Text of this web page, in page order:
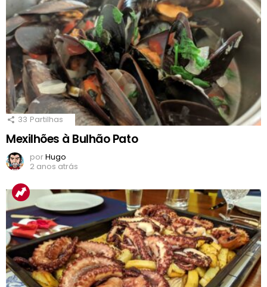
33 Partilhas
Mexilhões à Bulhão Pato
porHugo
2 anos atrás